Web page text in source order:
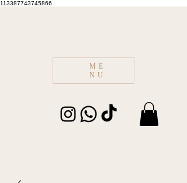
113387743745866
ME
NU